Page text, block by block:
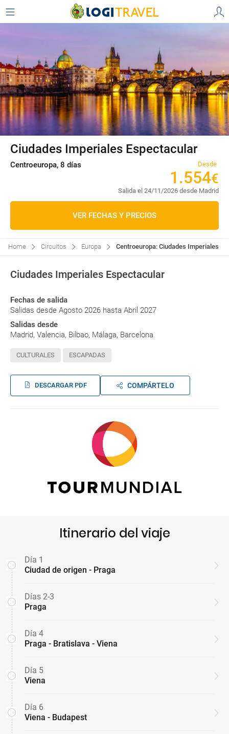
Ciudades Imperiales Espectacular
Centroeuropa, 8 días Desde
1 .554€
Salida el 24/11/2026 desde Madrid
VER FECHAS Y PRECIOS
Home Circuitos Europa Centroeuropa: Ciudades Imperiales
Ciudades Imperiales Espectacular
Fechas de salida
Salidas desde Agosto 2026 hasta Abril 2027
Salidas desde
Madrid, Valencia, Bilbao, Málaga, Barcelona
CULTURALES ESCAPADAS
DESCARGAR PDF COMPÁRTELO
Itinerario del viaje
Día 1
Ciudad de origen - Praga
Días 2-3
Praga
Día 4
Praga - Bratislava - Viena
Día 5
Viena
Día 6
Viena - Budapest